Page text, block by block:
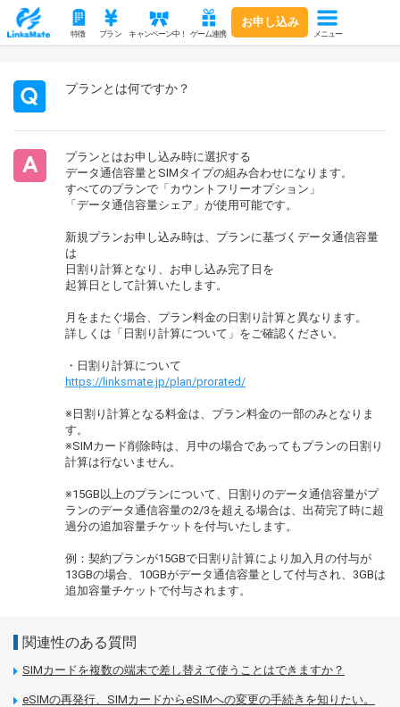
特徴 プラン キャンペーン中！ ゲーム連携
お申し込み
メニュー
プランとは何ですか？
プランとはお申し込み時に選択する
データ通信容量とSIMタイプの組み合わせになります。
すべてのプランで「カウントフリーオプション」
「データ通信容量シェア」が使用可能です。
新規プランお申し込み時は、プランに基づくデータ通信容量
は
日割り計算となり、お申し込み完了日を
起算日として計算いたします。
月をまたぐ場合、プラン料金の日割り計算と異なります。
詳しくは「日割り計算について」をご確認ください。
・日割り計算について
https://linksmate.jp/plan/prorated/
※日割り計算となる料金は、プラン料金の一部のみとなりま
す。
※SIMカード削除時は、月中の場合であってもプランの日割り
計算は行ないません。
※15GB以上のプランについて、日割りのデータ通信容量がプ
ランのデータ通信容量の2/3を超える場合は、出荷完了時に超
過分の追加容量チケットを付与いたします。
例：契約プランが15GBで日割り計算により加入月の付与が
13GBの場合、10GBがデータ通信容量として付与され、3GBは
追加容量チケットで付与されます。
関連性のある質問
SIMカードを複数の端末で差し替えて使うことはできますか？
eSIMの再発行、SIMカードからeSIMへの変更の手続きを知りたい。